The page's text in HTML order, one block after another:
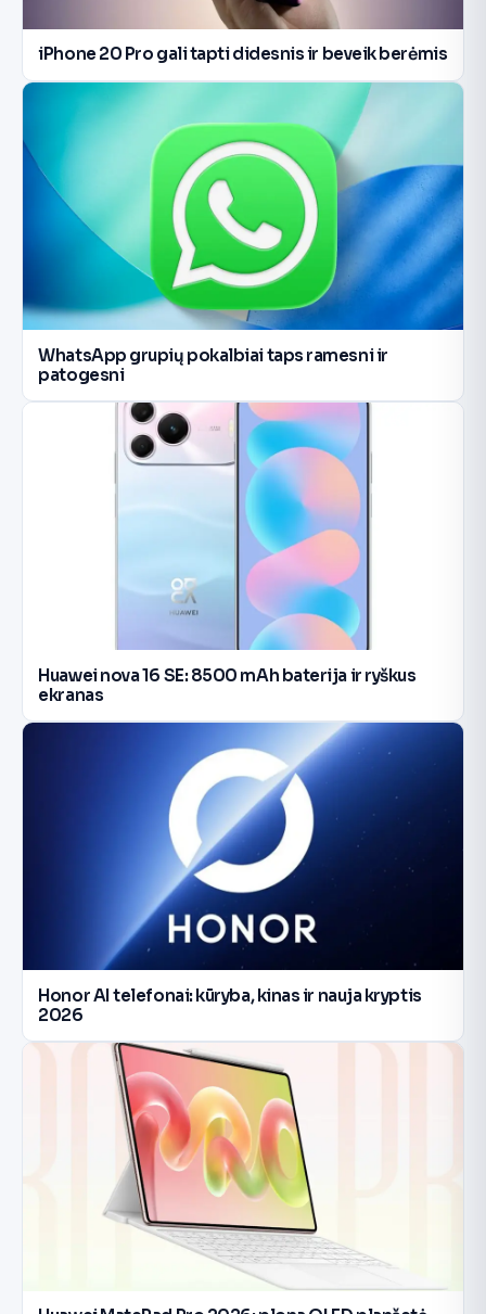
iPhone 20 Pro gali tapti didesnis ir beveik berėmis
WhatsApp grupių pokalbiai taps ramesni ir
patogesni
Huawei nova 16 SE: 8500 mAh baterija ir ryškus
ekranas
Honor AI telefonai: kūryba, kinas ir nauja kryptis
2026